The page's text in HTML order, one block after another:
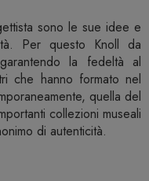
sono le sue idee e
Per questo Knoll da
la fedeltà al
che hanno formato nel
quella del
collezioni museali
di autenticità.